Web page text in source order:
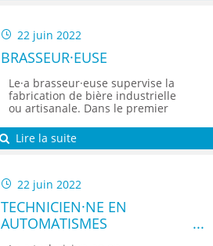
22 juin 2022
BRASSEUR·EUSE
Le·a brasseur·euse supervise la
fabrication de bière industrielle
ou artisanale. Dans le premier
d'ouvrier·ière dans
l'agroalimentaire.
Lire la suite
22 juin 2022
TECHNICIEN·NE EN
AUTOMATISMES